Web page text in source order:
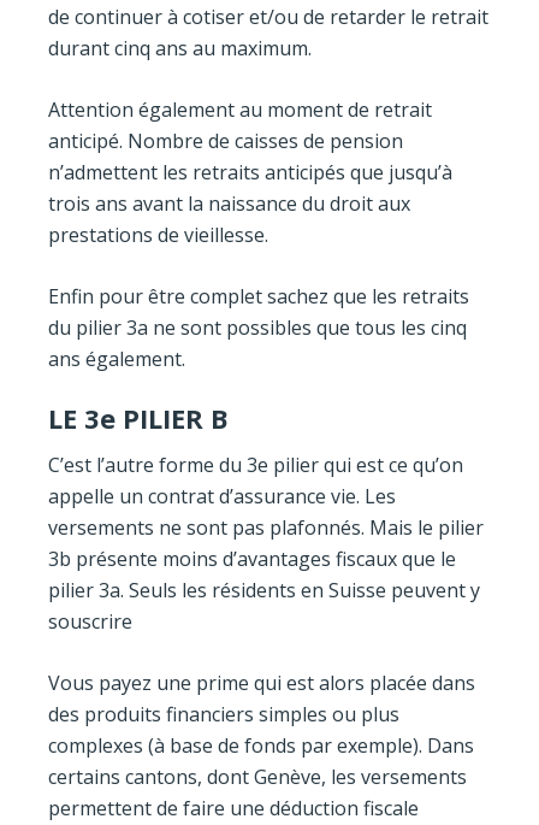
de continuer à cotiser et/ou de retarder le retrait
durant cinq ans au maximum.
Attention également au moment de retrait
anticipé. Nombre de caisses de pension
n’admettent les retraits anticipés que jusqu’à
trois ans avant la naissance du droit aux
prestations de vieillesse.
Enfin pour être complet sachez que les retraits
du pilier 3a ne sont possibles que tous les cinq
ans également.
LE 3e PILIER B
C’est l’autre forme du 3e pilier qui est ce qu’on
appelle un contrat d’assurance vie. Les
versements ne sont pas plafonnés. Mais le pilier
3b présente moins d’avantages fiscaux que le
pilier 3a. Seuls les résidents en Suisse peuvent y
souscrire
Vous payez une prime qui est alors placée dans
des produits financiers simples ou plus
complexes (à base de fonds par exemple). Dans
certains cantons, dont Genève, les versements
permettent de faire une déduction fiscale